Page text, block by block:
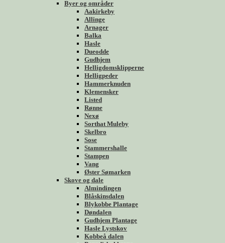
Byer og områder
Aakirkeby
Allinge
Arnager
Balka
Hasle
Dueodde
Gudhjem
Helligdomsklipperne
Helligpeder
Hammerknuden
Klemensker
Listed
Rønne
Nexø
Sorthat Muleby
Skelbro
Sose
Stammershalle
Stampen
Vang
Øster Sømarken
Skove og dale
Almindingen
Blåskinsdalen
Blykobbe Plantage
Døndalen
Gudhjem Plantage
Hasle Lystskov
Kobbeå dalen